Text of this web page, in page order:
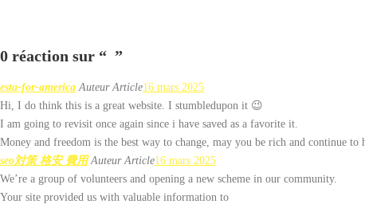
0 réaction sur “ ”
esta-for-america Auteur Article16 mars 2025
Hi, I do think this is a great website. I stumbledupon it 😉
I am going to revisit once again since i have saved as a favorite it.
Money and freedom is the best way to change, may you be rich and continue to
seo対策 格安 費用 Auteur Article16 mars 2025
We’re a group of volunteers and opening a new scheme in our community.
Your site provided us with valuable information to